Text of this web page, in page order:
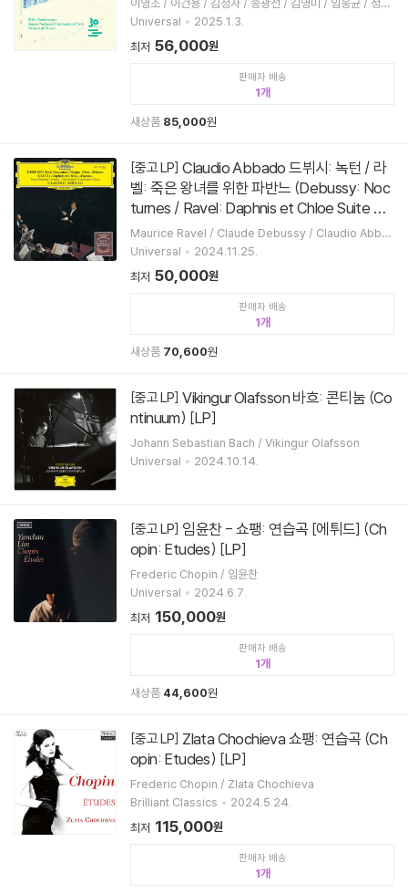
용 / 임윤찬 / 박재홍 / 문지영 / 클라라 주미 강 / 손열음 /
nua Symphony Orchestra / GRE 기타 콰르텟 / 국립
Universal
2025.1.3.
최저 56,000원
판매자 배송
1
새상품 85,000원
[중고 LP] Claudio Abbado 드뷔시: 녹턴 / 라
벨: 죽은 왕녀를 위한 파반느 (Debussy: Noc
turnes / Ravel: Daphnis et Chloe Suite N
o. 2) [LP]
Maurice Ravel / Claude Debussy / Claudio Abba
do / Boston Symphony Orchestra / New England
Universal
2024.11.25.
최저 50,000원
판매자 배송
1
새상품 70,600원
[중고 LP] Vikingur Olafsson 바흐: 콘티눔 (Co
ntinuum) [LP]
Johann Sebastian Bach / Vikingur Olafsson
Universal
2024.10.14.
[중고 LP]
opin: Etudes) [LP]
Frederic Chopin / 임윤찬
Universal
2024.6.7.
최저 150,000원
판매자 배송
1
새상품 44,600원
[중고 LP]
opin: Etudes) [LP]
Frederic Chopin / Zlata Chochieva
Brilliant Classics
2024.5.24.
최저 115,000원
판매자 배송
1